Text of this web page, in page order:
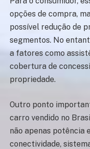
opções de compra,
possível redução de
segmentos. No
a fatores como
cobertura de
propriedade.
Outro ponto
carro vendido no
não apenas potência
conectividade,